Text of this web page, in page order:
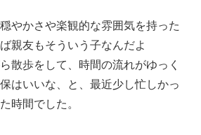
やかさや楽観的な雰囲気を持った
親友もそういう子なんだよ
散歩をして、時間の流れがゆっく
はいいな、と、最近少し忙しかっ
時間でした。